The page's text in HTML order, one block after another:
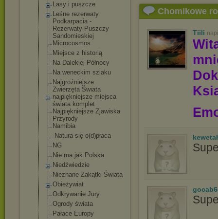
Lasy i puszcze
Leśne rezerwaty
Podkarpacia -
Rezerwaty Puszczy
Sandomieskiej
Microcosmos
Miejsce z historią
Na Dalekiej Północy
Na weneckim szlaku
Najgroźniejsze
Zwierzęta Świata
najpiękniejsze miejsca
świata komplet
Najpiękniejsze Zjawiska
Przyrody
Namibia
-Natura się o(d)płaca
NG
Nie ma jak Polska
Niedźwiedzie
Nieznane Zakątki Świata
Obieżywiat
Odkrywanie Jury
Ogrody świata
Pałace Europy
Chomikowe
Tiili